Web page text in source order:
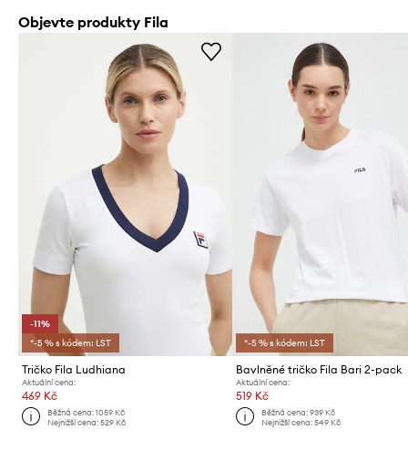
Objevte produkty Fila
-11%
*-5 % s kódem: LST
Tričko Fila Ludhiana
Aktuální cena:
469 Kč
Běžná cena:1059 Kč
Nejnižší cena:529 Kč
*-5 % s kódem: LST
Bavlněné tričko Fila Bari 2-pack
Aktuální cena:
519 Kč
Běžná cena: 939 Kč
Nejnižší cena: 549 Kč